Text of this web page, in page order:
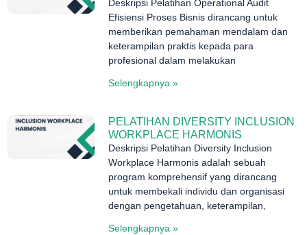
Deskripsi Pelatihan Operational Audit
Efisiensi Proses Bisnis dirancang untuk
memberikan pemahaman mendalam dan
keterampilan praktis kepada para
profesional dalam melakukan
Selengkapnya »
PELATIHAN DIVERSITY INCLUSION
WORKPLACE HARMONIS
Deskripsi Pelatihan Diversity Inclusion
Workplace Harmonis adalah sebuah
program komprehensif yang dirancang
untuk membekali individu dan organisasi
dengan pengetahuan, keterampilan,
Selengkapnya »